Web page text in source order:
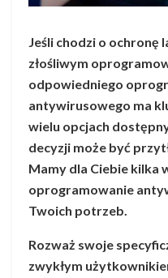
Jeśli chodzi o ochronę
złośliwym
odpowiedniego
antywirusowego ma
wielu opcjach
decyzji może być
Mamy dla Ciebie kilka
oprogramowanie
Twoich potrzeb.
Rozważ swoje
zwykłym